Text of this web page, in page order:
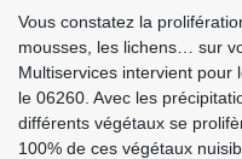
Vous constatez la
mousses, les lichens… sur
Multiservices intervient pour
le 06260. Avec les
différents végétaux se
100% de ces végétaux